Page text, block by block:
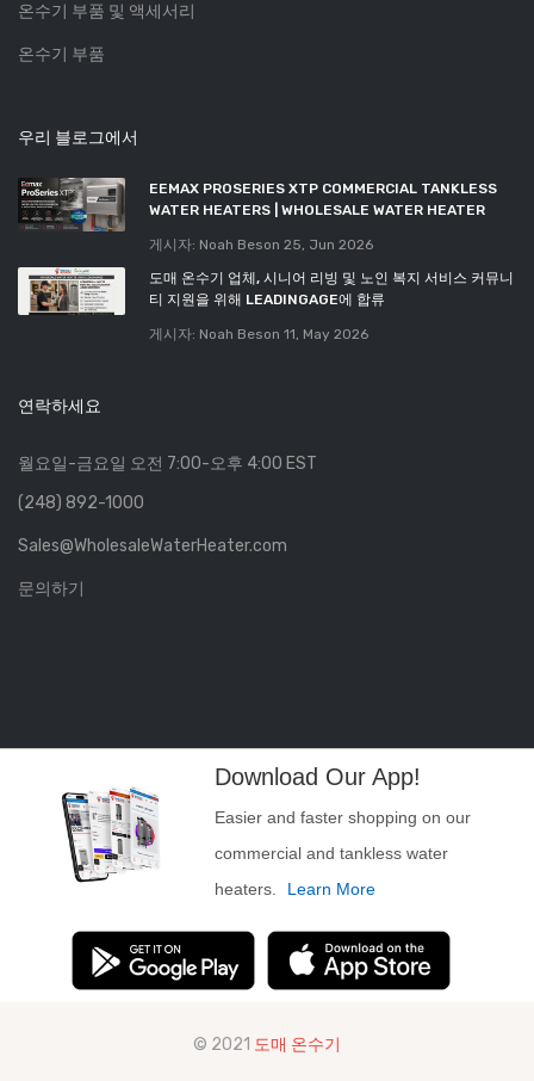
온수기 부품 및 액세서리
온수기 부품
우리 블로그에서
EEMAX PROSERIES XTP COMMERCIAL TANKLESS
WATER HEATERS | WHOLESALE WATER HEATER
게시자: Noah Beson 25, Jun 2026
도매 온수기 업체, 시니어 리빙 및 노인 복지 서비스 커뮤니
티 지원을 위해 LEADINGAGE에 합류
게시자: Noah Beson 11, May 2026
연락하세요
월요일-금요일 오전 7:00-오후 4:00 EST
(248) 892-1000
Sales@WholesaleWaterHeater.com
문의하기
Download Our App!
Easier and faster shopping on our
commercial and tankless water
heaters.
Learn More
© 2021 도매 온수기